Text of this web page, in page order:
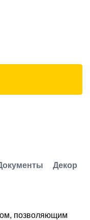
Декор
позволяющим